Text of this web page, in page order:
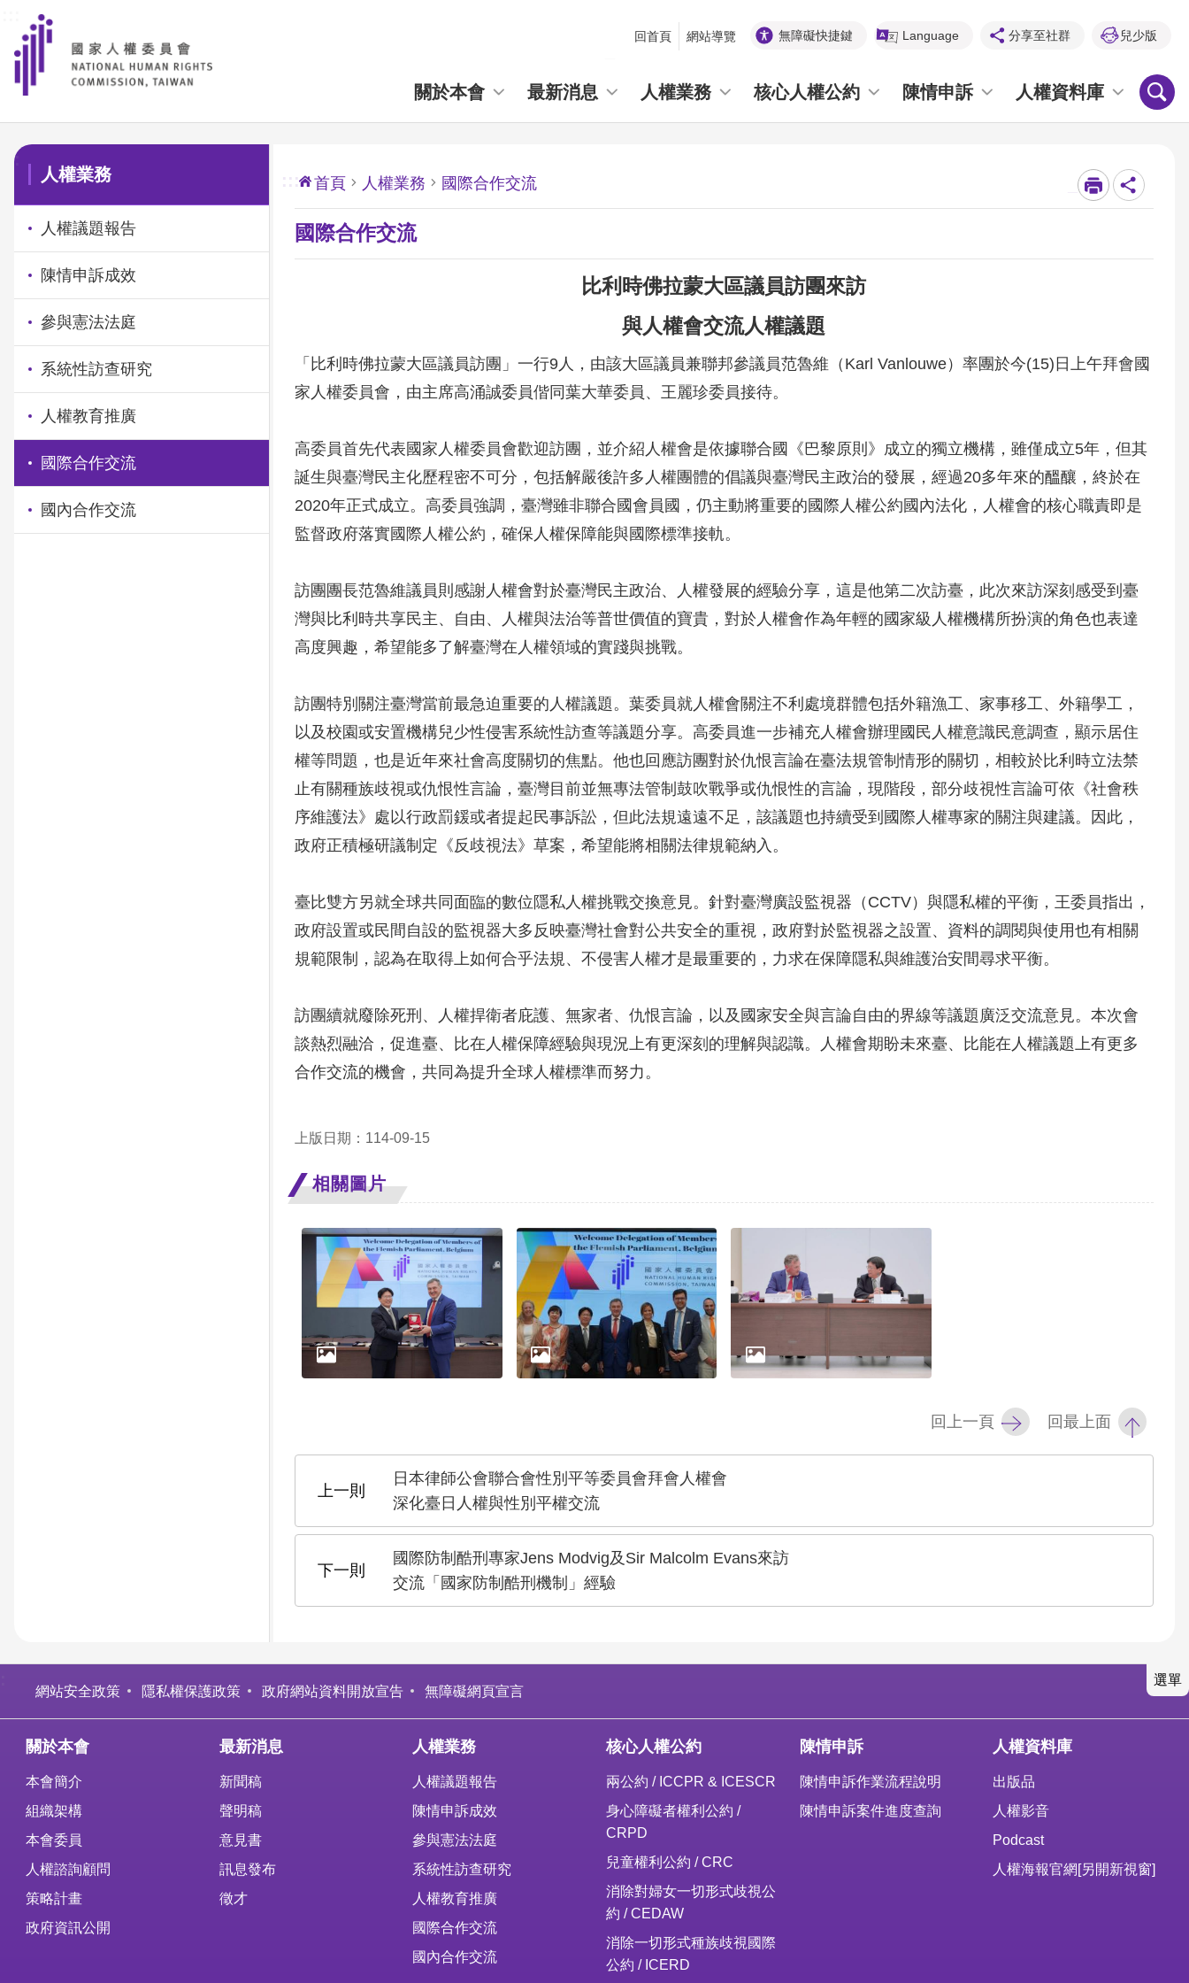
前往主要內容區塊
回首頁 網站導覽 無障礙快捷鍵 Language 分享至社群 兒少版
關於本會 最新消息 人權業務 核心人權公約 陳情申訴 人權資料庫
:::
人權業務
人權議題報告
陳情申訴成效
參與憲法法庭
系統性訪查研究
人權教育推廣
國際合作交流
國內合作交流
::: 首頁 人權業務 國際合作交流
國際合作交流
比利時佛拉蒙大區議員訪團來訪
與人權會交流人權議題
「比利時佛拉蒙大區議員訪團」一行9人，由該大區議員兼聯邦參議員范魯維（Karl Vanlouwe）率團於今(15)日上午拜會國
家人權委員會，由主席高涌誠委員偕同葉大華委員、王麗珍委員接待。
高委員首先代表國家人權委員會歡迎訪團，並介紹人權會是依據聯合國《巴黎原則》成立的獨立機構，雖僅成立5年，但其
誕生與臺灣民主化歷程密不可分，包括解嚴後許多人權團體的倡議與臺灣民主政治的發展，經過20多年來的醞釀，終於在
2020年正式成立。高委員強調，臺灣雖非聯合國會員國，仍主動將重要的國際人權公約國內法化，人權會的核心職責即是
監督政府落實國際人權公約，確保人權保障能與國際標準接軌。
訪團團長范魯維議員則感謝人權會對於臺灣民主政治、人權發展的經驗分享，這是他第二次訪臺，此次來訪深刻感受到臺
灣與比利時共享民主、自由、人權與法治等普世價值的寶貴，對於人權會作為年輕的國家級人權機構所扮演的角色也表達
高度興趣，希望能多了解臺灣在人權領域的實踐與挑戰。
訪團特別關注臺灣當前最急迫重要的人權議題。葉委員就人權會關注不利處境群體包括外籍漁工、家事移工、外籍學工，
以及校園或安置機構兒少性侵害系統性訪查等議題分享。高委員進一步補充人權會辦理國民人權意識民意調查，顯示居住
權等問題，也是近年來社會高度關切的焦點。他也回應訪團對於仇恨言論在臺法規管制情形的關切，相較於比利時立法禁
止有關種族歧視或仇恨性言論，臺灣目前並無專法管制鼓吹戰爭或仇恨性的言論，現階段，部分歧視性言論可依《社會秩
序維護法》處以行政罰鍰或者提起民事訴訟，但此法規遠遠不足，該議題也持續受到國際人權專家的關注與建議。因此，
政府正積極研議制定《反歧視法》草案，希望能將相關法律規範納入。
臺比雙方另就全球共同面臨的數位隱私人權挑戰交換意見。針對臺灣廣設監視器（CCTV）與隱私權的平衡，王委員指出，
政府設置或民間自設的監視器大多反映臺灣社會對公共安全的重視，政府對於監視器之設置、資料的調閱與使用也有相關
規範限制，認為在取得上如何合乎法規、不侵害人權才是最重要的，力求在保障隱私與維護治安間尋求平衡。
訪團續就廢除死刑、人權捍衛者庇護、無家者、仇恨言論，以及國家安全與言論自由的界線等議題廣泛交流意見。本次會
談熱烈融洽，促進臺、比在人權保障經驗與現況上有更深刻的理解與認識。人權會期盼未來臺、比能在人權議題上有更多
合作交流的機會，共同為提升全球人權標準而努力。
上版日期：114-09-15
相關圖片
回上一頁 回最上面
日本律師公會聯合會性別平等委員會拜會人權會
深化臺日人權與性別平權交流
國際防制酷刑專家Jens Modvig及Sir Malcolm Evans來訪
交流「國家防制酷刑機制」經驗
選單
網站安全政策 隱私權保護政策 政府網站資料開放宣告 無障礙網頁宣言
關於本會
本會簡介
組織架構
本會委員
人權諮詢顧問
策略計畫
政府資訊公開
最新消息
新聞稿
聲明稿
意見書
訊息發布
徵才
人權業務
人權議題報告
陳情申訴成效
參與憲法法庭
系統性訪查研究
人權教育推廣
國際合作交流
國內合作交流
核心人權公約
兩公約 / ICCPR & ICESCR
身心障礙者權利公約 /
CRPD
兒童權利公約 / CRC
消除對婦女一切形式歧視公
約 / CEDAW
消除一切形式種族歧視國際
公約 / ICERD
陳情申訴
陳情申訴作業流程說明
陳情申訴案件進度查詢
人權資料庫
出版品
人權影音
Podcast
人權海報官網[另開新視窗]